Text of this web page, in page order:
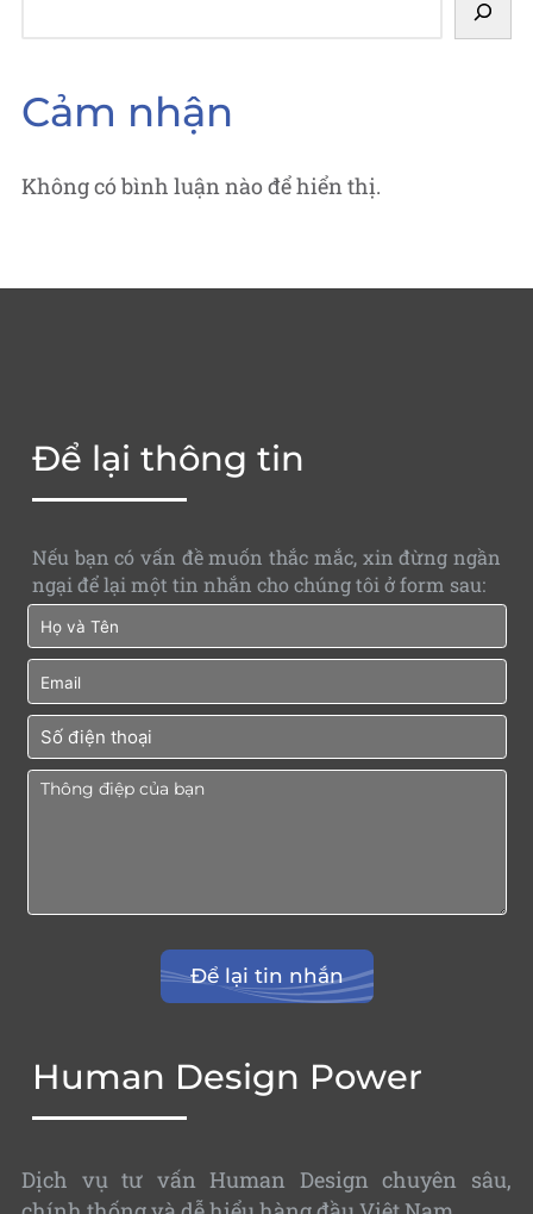
Cảm nhận
Không có bình luận nào để hiển thị.
Human Design Power
Dịch vụ tư vấn Human Design chuyên sâu,
Để lại thông tin
Nếu bạn có vấn đề muốn thắc mắc, xin đừng ngần
ngại để lại một tin nhắn cho chúng tôi ở form sau: